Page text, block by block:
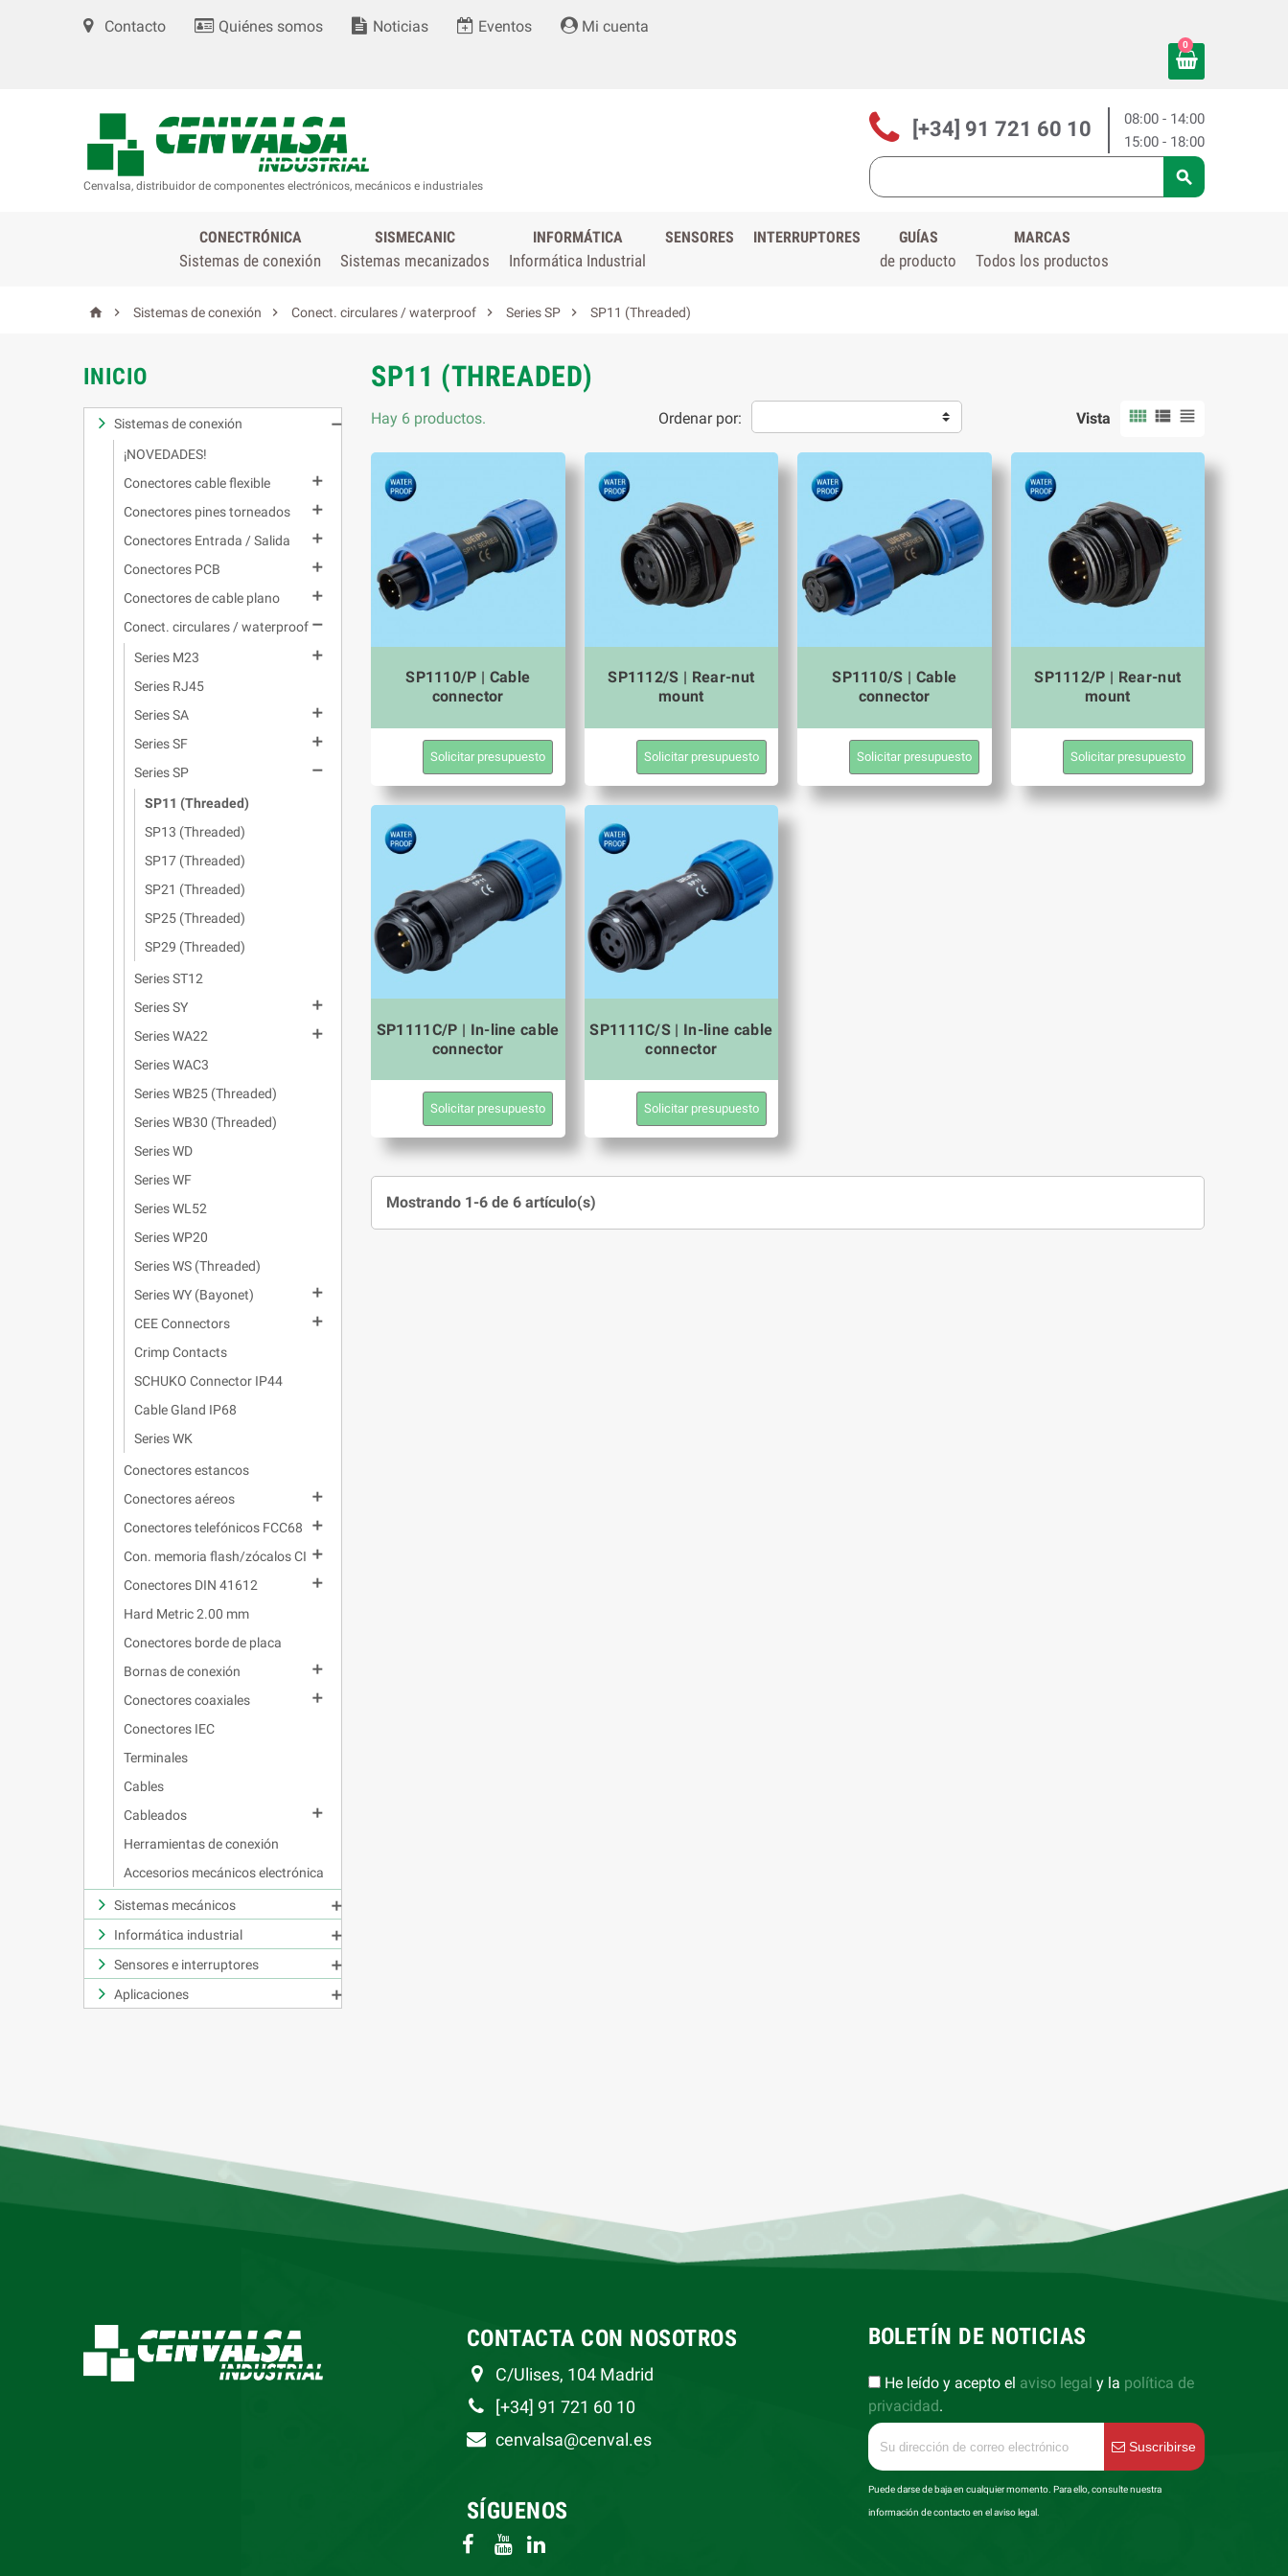
Contacto Quiénes somos Noticias Eventos Mi cuenta
0
Cenvalsa, distribuidor de componentes electrónicos, mecánicos e industriales
08:00 - 14:00
15:00 - 18:00
[+34] 91 721 60 10

CONECTRÓNICA
Sistemas de conexión
SISMECANIC
Sistemas mecanizados
INFORMÁTICA
Informática Industrial
SENSORES INTERRUPTORES GUÍAS
de producto
MARCAS
Todos los productos
  Sistemas de conexión  Conect. circulares / waterproof  Series SP  SP11 (Threaded)
INICIO
Sistemas de conexión

¡NOVEDADES!
Conectores cable flexible

Conectores pines torneados

Conectores Entrada / Salida

Conectores PCB

Conectores de cable plano

Conect. circulares / waterproof 
Series M23

Series RJ45
Series SA

Series SF

Series SP

SP11 (Threaded)
SP13 (Threaded)
SP17 (Threaded)
SP21 (Threaded)
SP25 (Threaded)
SP29 (Threaded)
Series ST12
Series SY

Series WA22

Series WAC3
Series WB25 (Threaded)
Series WB30 (Threaded)
Series WD
Series WF
Series WL52
Series WP20
Series WS (Threaded)
Series WY (Bayonet)

CEE Connectors

Crimp Contacts
SCHUKO Connector IP44
Cable Gland IP68
Series WK
Conectores estancos
Conectores aéreos

Conectores telefónicos FCC68

Con. memoria flash/zócalos CI 
Conectores DIN 41612

Hard Metric 2.00 mm
Conectores borde de placa
Bornas de conexión

Conectores coaxiales

Conectores IEC
Terminales
Cables
Cableados

Herramientas de conexión
Accesorios mecánicos electrónica
Sistemas mecánicos

Informática industrial

Sensores e interruptores

Aplicaciones

SP11 (THREADED)
Hay 6 productos. Ordenar por: Vista   
SP1110/P | Cable
connector
Solicitar presupuesto
SP1112/S | Rear-nut
mount
Solicitar presupuesto
SP1110/S | Cable
connector
Solicitar presupuesto
SP1112/P | Rear-nut
mount
Solicitar presupuesto
SP1111C/P | In-line cable
connector
Solicitar presupuesto
SP1111C/S | In-line cable
connector
Solicitar presupuesto
Mostrando 1-6 de 6 artículo(s)
CONTACTA CON NOSOTROS
C/Ulises, 104 Madrid
[+34] 91 721 60 10
cenvalsa@cenval.es
SÍGUENOS
BOLETÍN DE NOTICIAS
He leído y acepto el aviso legal y la política de
privacidad.
Suscribirse
Puede darse de baja en cualquier momento. Para ello, consulte nuestra
información de contacto en el aviso legal.